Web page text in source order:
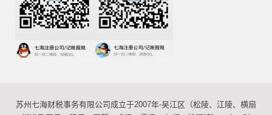
苏州七海财税事务有限公司成立于2007年-吴江区（松陵、江陵、横扇